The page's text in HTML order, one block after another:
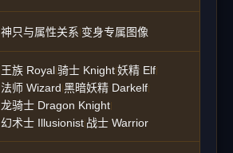
神只与属性关系|变身专属图像
王族 Royal|骑士 Knight|妖精 Elf|
法师 Wizard|黑暗妖精 Darkelf|
龙骑士 Dragon Knight|
幻术士 Illusionist|战士 Warrior